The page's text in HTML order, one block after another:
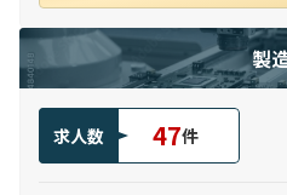
製
求人数 47件